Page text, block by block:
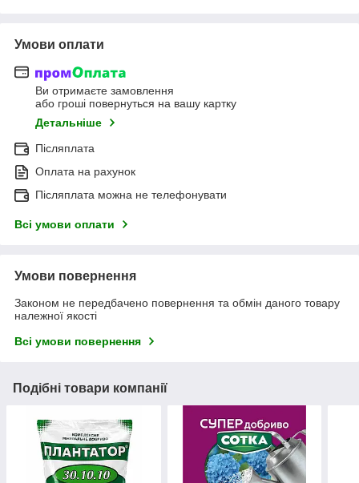
Умови оплати
Ви отримаєте замовлення
або гроші повернуться на вашу картку
Детальніше
Післяплата
Оплата на рахунок
Післяплата можна не телефонувати
Всі умови оплати
Умови повернення
Законом не передбачено повернення та обмін даного товару
належної якості
Всі умови повернення
Подібні товари компанії